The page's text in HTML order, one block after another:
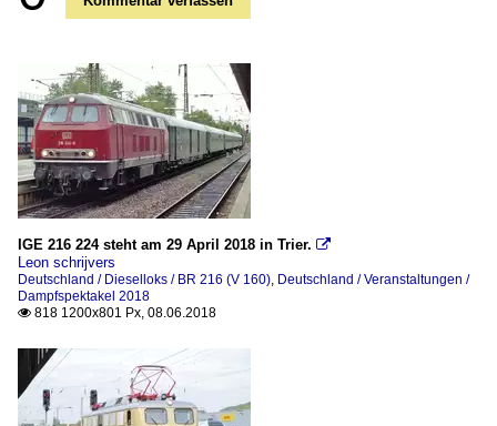
IGE 216 224 steht am 29 April 2018 in Trier. 
Leon schrijvers
Deutschland / Dieselloks / BR 216 (V 160), Deutschland / Veranstaltungen /
Dampfspektakel 2018
 818 1200x801 Px, 08.06.2018